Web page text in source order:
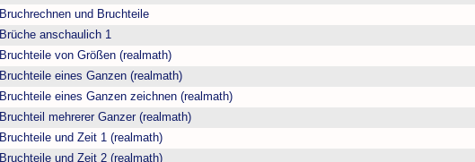
Bruchrechnen und Bruchteile
Brüche anschaulich 1
Bruchteile von Größen (realmath)
Bruchteile eines Ganzen (realmath)
Bruchteile eines Ganzen zeichnen (realmath)
Bruchteil mehrerer Ganzer (realmath)
Bruchteile und Zeit 1 (realmath)
Bruchteile und Zeit 2 (realmath)